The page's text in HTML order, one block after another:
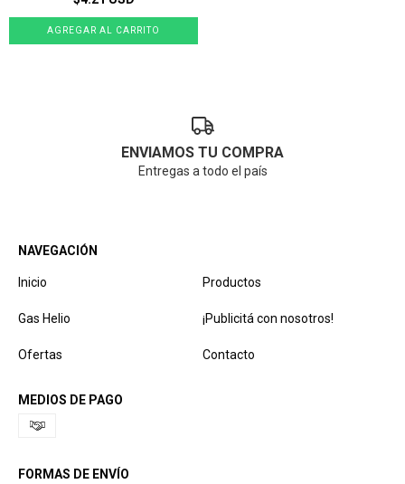
ENVIAMOS TU COMPRA
Entregas a todo el país
NAVEGACIÓN
Inicio Productos
Gas Helio ¡Publicitá con nosotros!
Ofertas Contacto
MEDIOS DE PAGO
FORMAS DE ENVÍO